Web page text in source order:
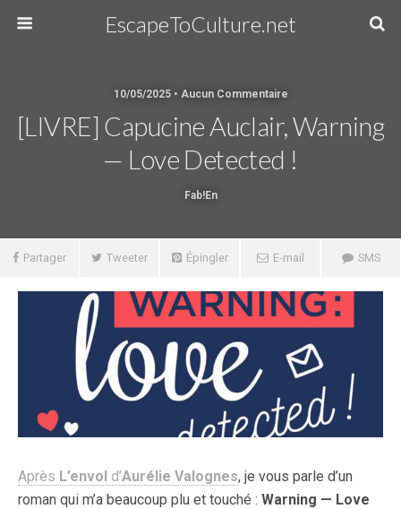
EscapeToCulture.net
10/05/2025 • Aucun Commentaire
[LIVRE] Capucine Auclair, Warning
— Love Detected !
Fab!en
Partager Tweeter Épingler E-mail SMS
Après L’envol d’Aurélie Valognes, je vous parle d’un
roman qui m’a beaucoup plu et touché : Warning — Love